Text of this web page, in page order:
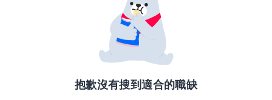
抱歉沒有搜到適合的職缺